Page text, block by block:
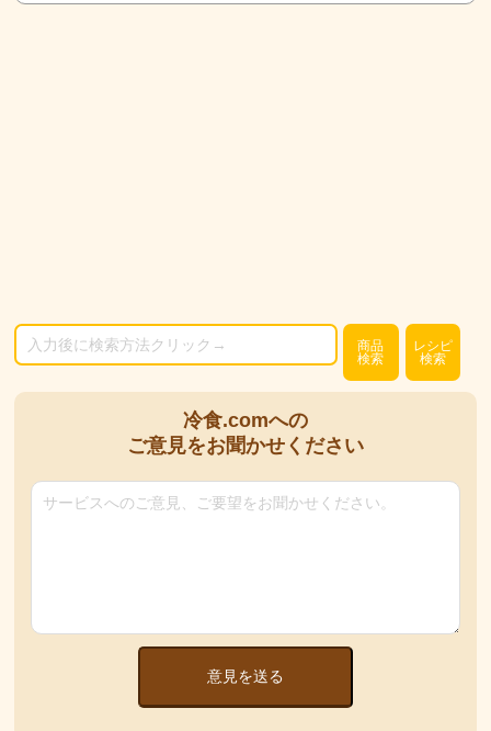
商品
検索
レシピ
検索
冷食.comへの
ご意見をお聞かせください
意見を送る